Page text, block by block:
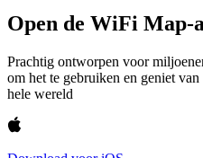
Open de WiFi Map-
Prachtig ontworpen voor
om het te gebruiken en geniet
hele wereld